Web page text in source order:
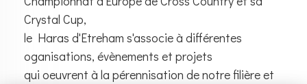
Crystal Cup,
le Haras d'Etreham s'associe à différentes
oganisations, évènements et projets
qui oeuvrent à la pérennisation de notre filière et